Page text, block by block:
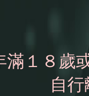
滿１８歲
自